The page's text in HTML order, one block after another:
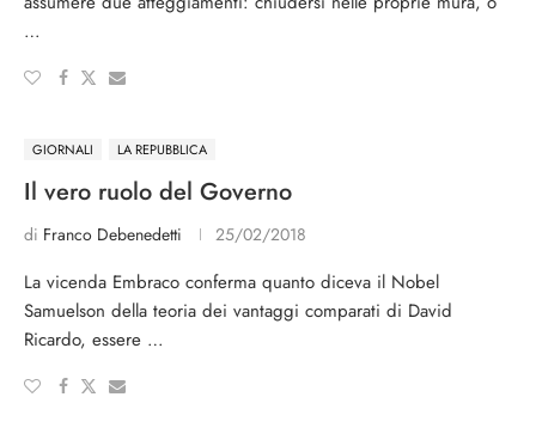
…
GIORNALI LA REPUBBLICA
Il vero ruolo del Governo
di Franco Debenedetti 25/02/2018
La vicenda Embraco conferma quanto diceva il Nobel
Samuelson della teoria dei vantaggi comparati di David
Ricardo, essere …